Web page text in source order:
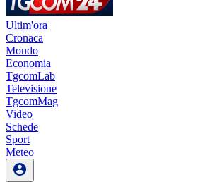
Ultim'ora
Cronaca
Mondo
Economia
TgcomLab
Televisione
TgcomMag
Video
Schede
Sport
Meteo